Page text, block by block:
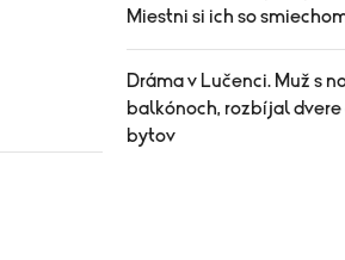
Miestni si ich so
Dráma v Lučenci. Muž s
balkónoch, rozbíjal dvere
bytov